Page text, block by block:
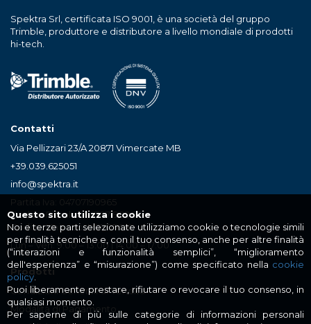
Spektra Srl, certificata ISO 9001, è una società del gruppo
Trimble, produttore e distributore a livello mondiale di prodotti
hi-tech.
Contatti
Via Pellizzari 23/A 20871 Vimercate MB
+39.039.625051
info@spektra.it
Partita Iva: 04707190965
Codice Fiscale : 04707190965
Codice Univoco: MJEGRSK
Lun – Ven: 9:00 – 13:00 | 14:00 – 17:00
Prodotti
Condizioni Generali di Vendita
Modalità di Pagamento
Questo sito utilizza i cookie
Noi e terze parti selezionate utilizziamo cookie o tecnologie simili
per finalità tecniche e, con il tuo consenso, anche per altre finalità
(“interazioni e funzionalità semplici”, “miglioramento
dell'esperienza” e “misurazione”) come specificato nella cookie
policy.
Puoi liberamente prestare, rifiutare o revocare il tuo consenso, in
qualsiasi momento.
Per saperne di più sulle categorie di informazioni personali